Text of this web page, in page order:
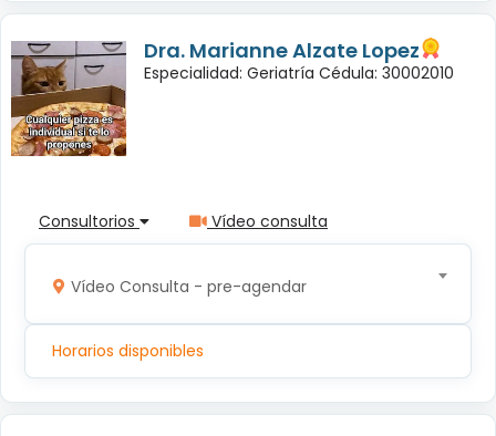
Dra. Marianne Alzate Lopez
Especialidad: Geriatría Cédula: 30002010
Consultorios Vídeo consulta
Vídeo Consulta - pre-agendar
Horarios disponibles